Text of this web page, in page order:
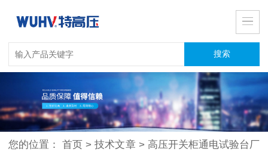
您的位置：首页 > 技术文章 > 高压开关柜通电试验台厂